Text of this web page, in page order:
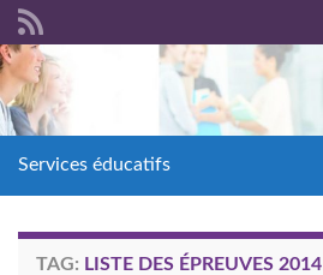
Services éducatifs
TAG: LISTE DES ÉPREUVES 2014